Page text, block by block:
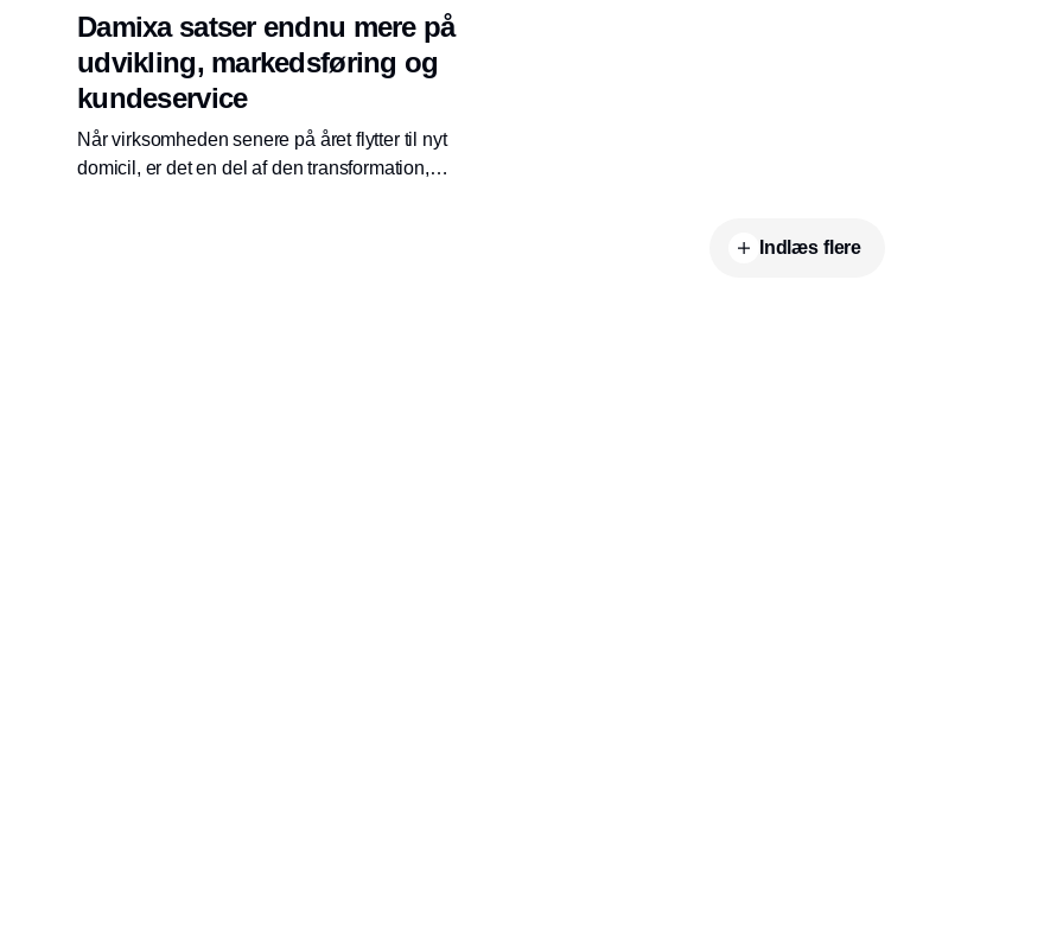
Damixa satser endnu mere på
udvikling, markedsføring og
kundeservice
Når virksomheden senere på året flytter til nyt
domicil, er det en del af den transformation,
Indlæs flere